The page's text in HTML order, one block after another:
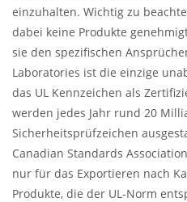
einzuhalten. Wichtig zu
dabei keine Produkte
sie den spezifischen
Laboratories ist die einzige
das UL Kennzeichen als
werden jedes Jahr rund 20
Sicherheitsprüfzeichen
Canadian Standards
nur für das Exportieren nach
Produkte, die der UL-Norm